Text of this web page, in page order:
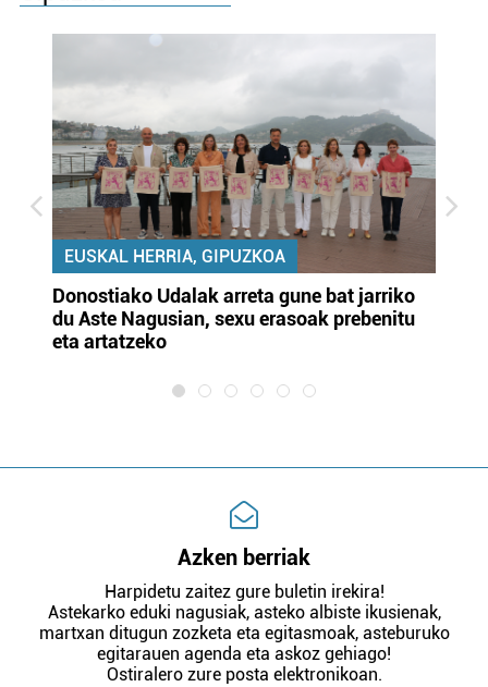
EUSKAL HERRIA, GIPUZKOA
Donostiako Udalak arreta gune bat jarriko
du Aste Nagusian, sexu erasoak prebenitu
eta artatzeko
Azken berriak
Harpidetu zaitez gure buletin irekira!
Astekarko eduki nagusiak, asteko albiste ikusienak,
martxan ditugun zozketa eta egitasmoak, asteburuko
egitarauen agenda eta askoz gehiago!
Ostiralero zure posta elektronikoan.